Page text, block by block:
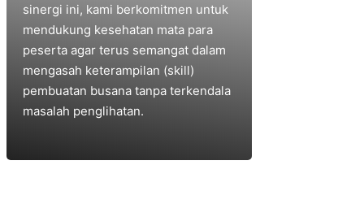
sinergi ini, kami berkomitmen untuk
mendukung kesehatan mata para
peserta agar terus semangat dalam
mengasah keterampilan (skill)
pembuatan busana tanpa terkendala
masalah penglihatan.